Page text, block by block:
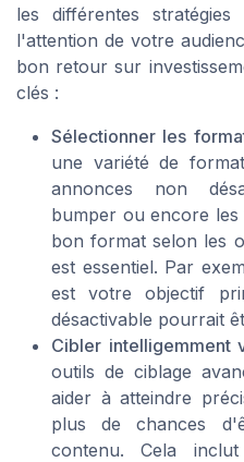
les différentes
l'attention de votre
bon retour sur
clés :
Sélectionner les
une variété de
annonces non
bumper ou encore les
bon format selon les
est essentiel. Par
est votre objectif
désactivable pourrait
Cibler intelligemment
outils de ciblage
aider à atteindre
plus de chances
contenu. Cela